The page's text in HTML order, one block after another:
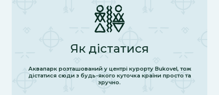
Як дістатися
Аквапарк розташований у центрі курорту Bukovel, тож
дістатися сюди з будь-якого куточка країни просто та
зручно.